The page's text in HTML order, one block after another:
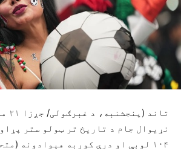
۱۰۴ لوبې او درې کوربه هېوادونه